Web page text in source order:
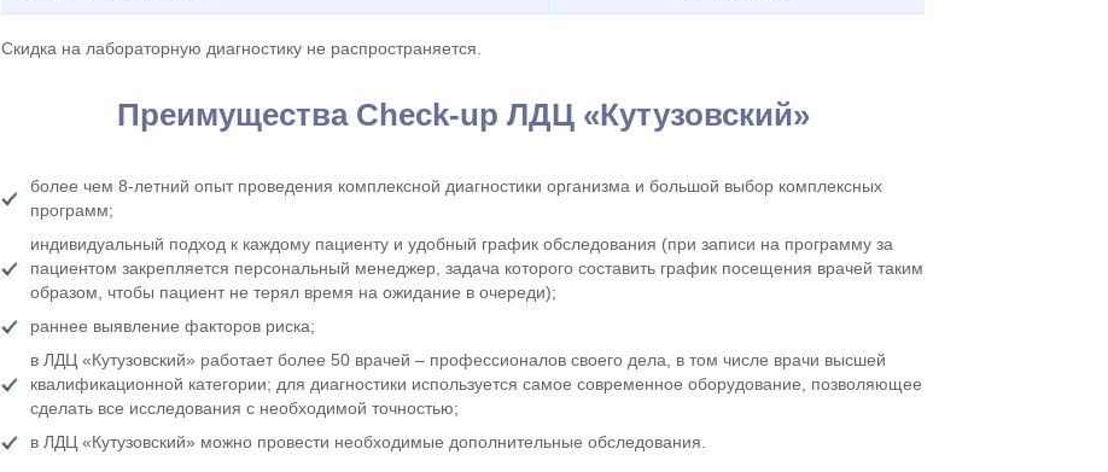
Скидка на лабораторную диагностику не распространяется.
Преимущества Check-up ЛДЦ «Кутузовский»
более чем 8-летний опыт проведения комплексной диагностики организма и большой выбор комплексных
программ;
индивидуальный подход к каждому пациенту и удобный график обследования (при записи на программу за
пациентом закрепляется персональный менеджер, задача которого составить график посещения врачей таким
образом, чтобы пациент не терял время на ожидание в очереди);
раннее выявление факторов риска;
в ЛДЦ «Кутузовский» работает более 50 врачей – профессионалов своего дела, в том числе врачи высшей
квалификационной категории; для диагностики используется самое современное оборудование, позволяющее
сделать все исследования с необходимой точностью;
в ЛДЦ «Кутузовский» можно провести необходимые дополнительные обследования.